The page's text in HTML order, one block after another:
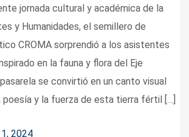
jornada cultural y académica de la
y Humanidades, el semillero de
CROMA sorprendió a los asistentes
en la fauna y flora del Eje
se convirtió en un canto visual
poesía y la fuerza de esta tierra fértil […]
2024